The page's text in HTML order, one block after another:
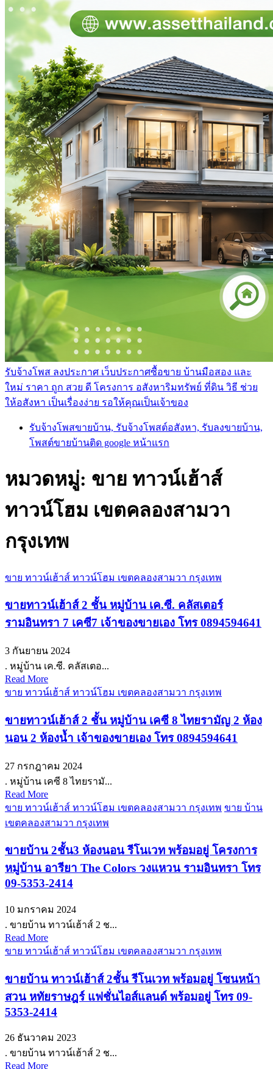
รับจ้างโพส ลงประกาศ เว็บประกาศซื้อขาย บ้านมือสอง และ
ใหม่ ราคา ถูก สวย ดี โครงการ อสังหาริมทรัพย์ ที่ดิน วิธี ช่วย
ให้อสังหา เป็นเรื่องง่าย รอให้คุณเป็นเจ้าของ
รับจ้างโพสขายบ้าน, รับจ้างโพสต์อสังหา, รับลงขายบ้าน,
โพสต์ขายบ้านติด google หน้าแรก
หมวดหมู่: ขาย ทาวน์เฮ้าส์
ทาวน์โฮม เขตคลองสามวา
กรุงเทพ
ขาย ทาวน์เฮ้าส์ ทาวน์โฮม เขตคลองสามวา กรุงเทพ
ขายทาวน์เฮ้าส์ 2 ชั้น หมู่บ้าน เค.ซี. คลัสเตอร์
รามอินทรา 7 เคซี7 เจ้าของขายเอง โทร 0894594641
3 กันยายน 2024
. หมู่บ้าน เค.ซี. คลัสเตอ...
Read More
ขาย ทาวน์เฮ้าส์ ทาวน์โฮม เขตคลองสามวา กรุงเทพ
ขายทาวน์เฮ้าส์ 2 ชั้น หมู่บ้าน เคซี 8 ไทยรามัญ 2 ห้อง
นอน 2 ห้องน้ำ เจ้าของขายเอง โทร 0894594641
27 กรกฎาคม 2024
. หมู่บ้าน เคซี 8 ไทยรามั...
Read More
ขาย ทาวน์เฮ้าส์ ทาวน์โฮม เขตคลองสามวา กรุงเทพ ขาย บ้าน
เขตคลองสามวา กรุงเทพ
ขายบ้าน 2ชั้น3 ห้องนอน รีโนเวท พร้อมอยู่ โครงการ
หมู่บ้าน อารียา The Colors วงแหวน รามอินทรา โทร
09-5353-2414
10 มกราคม 2024
. ขายบ้าน ทาวน์เฮ้าส์ 2 ช...
Read More
ขาย ทาวน์เฮ้าส์ ทาวน์โฮม เขตคลองสามวา กรุงเทพ
ขายบ้าน ทาวน์เฮ้าส์ 2ชั้น รีโนเวท พร้อมอยู่ โซนหน้า
สวน หทัยราษฎร์ แฟชั่นไอส์แลนด์ พร้อมอยู่ โทร 09-
5353-2414
26 ธันวาคม 2023
. ขายบ้าน ทาวน์เฮ้าส์ 2 ช...
Read More